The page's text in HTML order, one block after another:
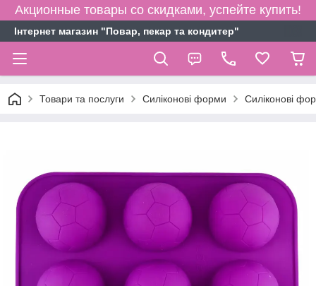
Акционные товары со скидками, успейте купить!
Інтернет магазин "Повар, пекар та кондитер"
Товари та послуги Силіконові форми Силіконові